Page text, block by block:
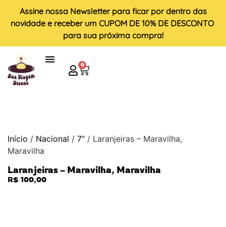
Assine nossa Newsletter para ficar por dentro das
novidade e receber um CUPOM DE 10% DE DESCONTO
para sua próxima compra!
0
Início / Nacional / 7" / Laranjeiras – Maravilha,
Maravilha
Laranjeiras – Maravilha, Maravilha
R$ 100,00